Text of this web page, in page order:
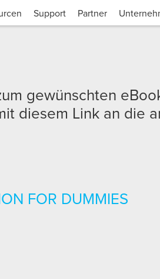
Support Partner
gewünschten
diesem Link an die
FOR DUMMIES